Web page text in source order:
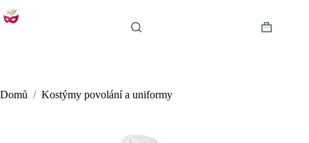
to
Shopping
Domů / Kostýmy povolání a uniformy